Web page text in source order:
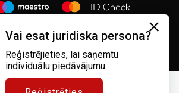
Vai esat juridiska persona?
Reģistrējieties, lai saņemtu
individuālu piedāvājumu